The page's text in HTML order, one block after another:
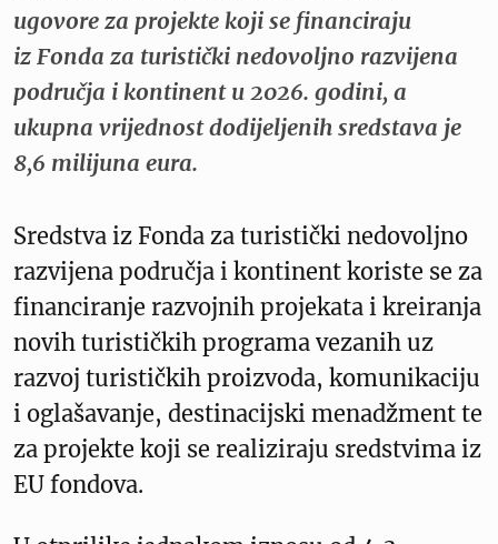
ugovore za projekte koji se financiraju
iz Fonda za turistički nedovoljno razvijena
područja i kontinent u 2026. godini, a
ukupna vrijednost dodijeljenih sredstava je
8,6 milijuna eura.
Sredstva iz Fonda za turistički nedovoljno
razvijena područja i kontinent koriste se za
financiranje razvojnih projekata i kreiranja
novih turističkih programa vezanih uz
razvoj turističkih proizvoda, komunikaciju
i oglašavanje, destinacijski menadžment te
za projekte koji se realiziraju sredstvima iz
EU fondova.